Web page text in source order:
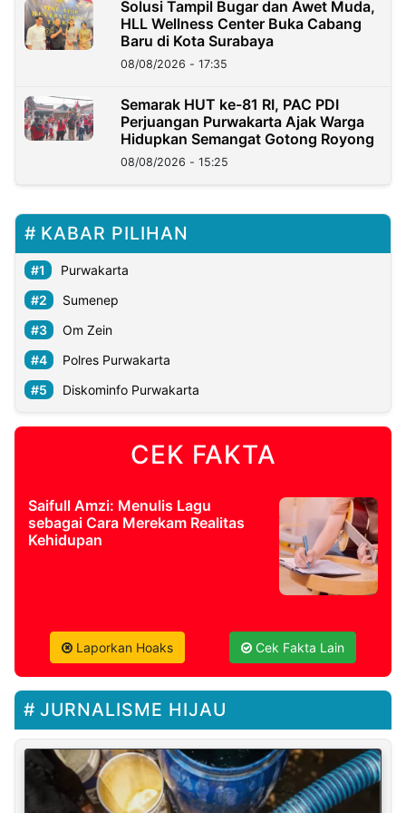
Solusi Tampil Bugar dan Awet Muda,
HLL Wellness Center Buka Cabang
Baru di Kota Surabaya
08/08/2026 - 17:35
Semarak HUT ke-81 RI, PAC PDI
Perjuangan Purwakarta Ajak Warga
Hidupkan Semangat Gotong Royong
08/08/2026 - 15:25
KABAR PILIHAN
Purwakarta
Sumenep
Om Zein
Polres Purwakarta
Diskominfo Purwakarta
CEK FAKTA
Saifull Amzi: Menulis Lagu
sebagai Cara Merekam Realitas
Kehidupan
Laporkan Hoaks Cek Fakta Lain
JURNALISME HIJAU